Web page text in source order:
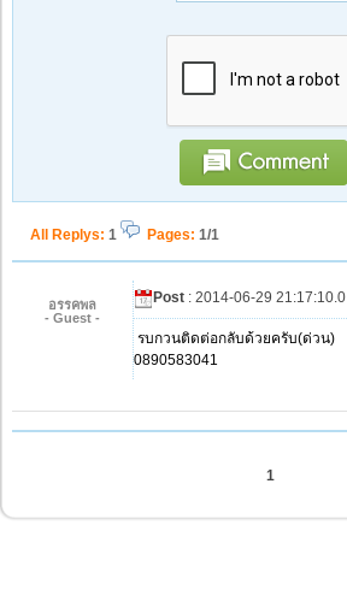
All Replys: 1 Pages: 1/1
อรรคพล
- Guest -
Post : 2014-06-29 21:17:10.0
รบกวนติดต่อกลับด้วยครับ(ด่วน)
0890583041
1